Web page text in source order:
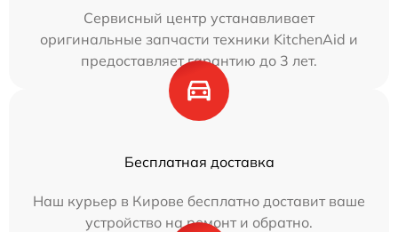
Сервисный центр устанавливает
оригинальные запчасти техники KitchenAid и
предоставляет гарантию до 3 лет.
Бесплатная доставка
Наш курьер в Кирове бесплатно доставит ваше
устройство на ремонт и обратно.